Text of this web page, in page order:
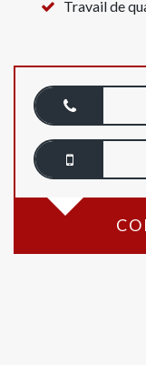
Travail de